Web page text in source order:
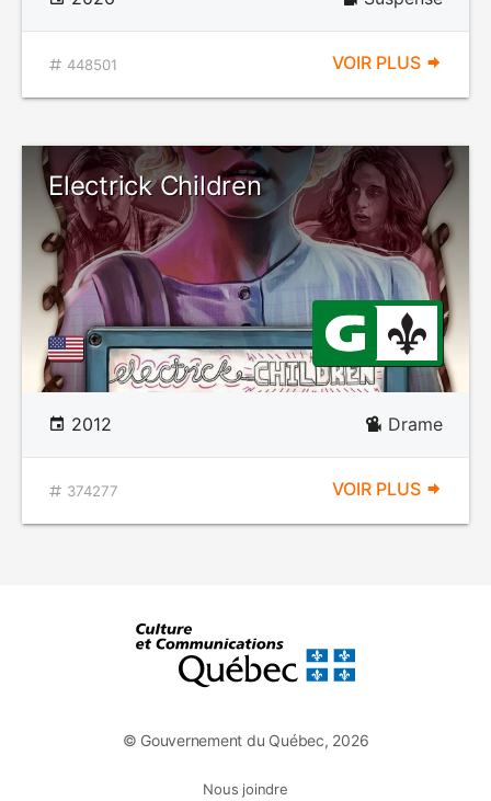
448501 VOIR PLUS
Electrick Children
2012 Drame
374277 VOIR PLUS
© Gouvernement du Québec, 2026
Nous joindre